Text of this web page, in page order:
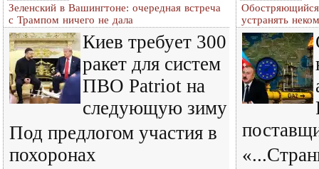
Зеленский в Вашингтоне: очередная встреча
c Трампом ничего не дала
Киев требует 300
ракет для систем
ПВО Patriot на
следующую зиму
Под предлогом участия в
похоронах
устранять